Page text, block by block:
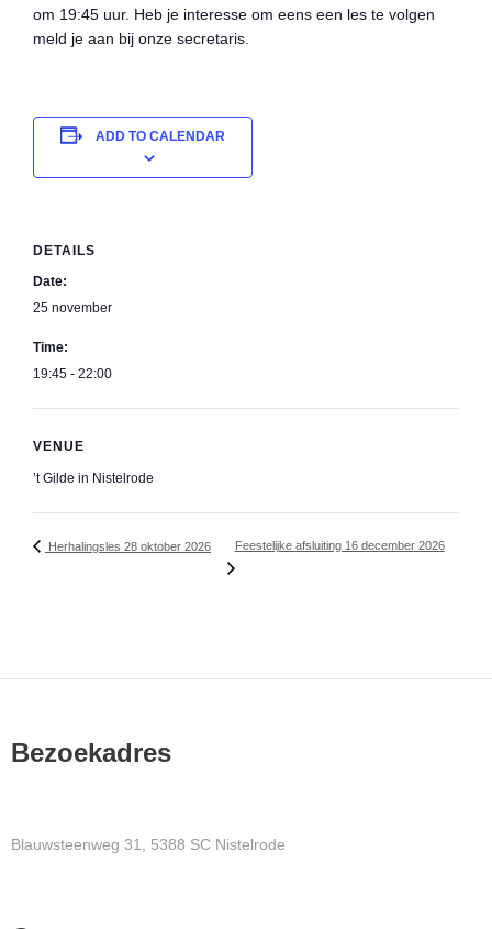
om 19:45 uur. Heb je interesse om eens een les te volgen
meld je aan bij onze secretaris.
ADD TO CALENDAR
DETAILS
Date:
25 november
Time:
19:45 - 22:00
VENUE
’t Gilde in Nistelrode
Herhalingsles 28 oktober 2026 Feestelijke afsluiting 16 december 2026
Bezoekadres
Blauwsteenweg 31, 5388 SC Nistelrode